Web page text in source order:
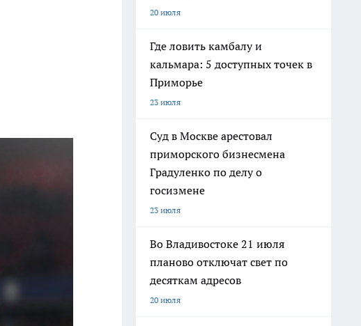
20 июля
Где ловить камбалу и
кальмара: 5 доступных точек в
Приморье
23 июля
Суд в Москве арестовал
приморского бизнесмена
Градуленко по делу о
госизмене
23 июля
Во Владивостоке 21 июля
планово отключат свет по
десяткам адресов
20 июля